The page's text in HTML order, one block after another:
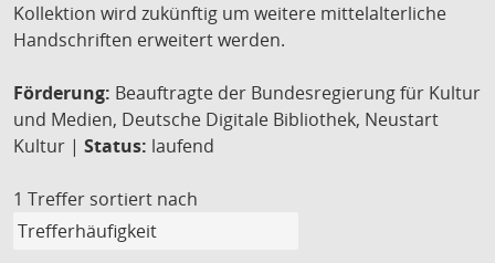
Kollektion wird zukünftig um weitere mittelalterliche
Handschriften erweitert werden.
Förderung: Beauftragte der Bundesregierung für Kultur
und Medien, Deutsche Digitale Bibliothek, Neustart
Kultur | Status: laufend
1 Treffer sortiert nach